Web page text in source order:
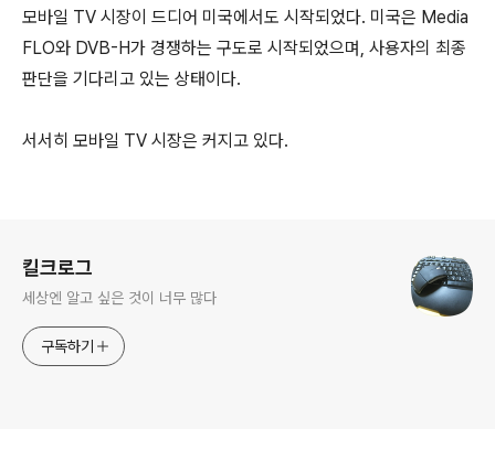
모바일 TV 시장이 드디어 미국에서도 시작되었다. 미국은 Media
FLO와 DVB-H가 경쟁하는 구도로 시작되었으며, 사용자의 최종
판단을 기다리고 있는 상태이다.
서서히 모바일 TV 시장은 커지고 있다.
킬크로그
세상엔 알고 싶은 것이 너무 많다
구독하기